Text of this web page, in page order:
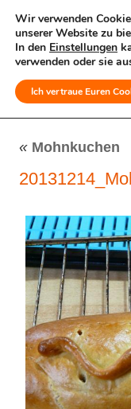
MENÜ
« Mohnkuchen
Wir verwenden
unserer Website zu
In den Einstellungen
verwenden oder sie
Ich vertraue Euren